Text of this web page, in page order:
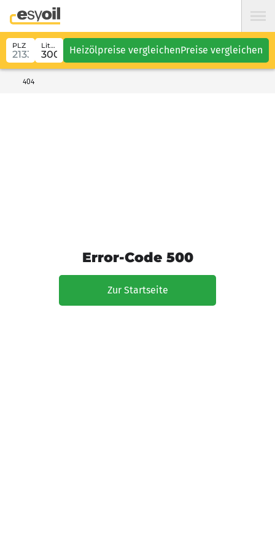
PLZ Liter Heizölpreise vergleichenPreise vergleichen
404
Error-Code 500
Zur Startseite